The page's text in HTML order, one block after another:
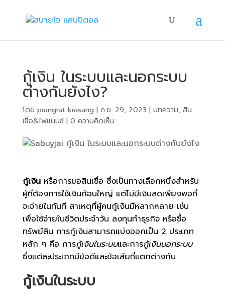
กู้เงิน ในระบบและนอกระบบ
ต่างกันยังไง?
โดย prangrat krasang | ก.ย. 29, 2023 | บทความ, สิน
เชื่อ&ไฟแนนซ์| 0 ความคิดเห็น
กู้เงินหรือการขอสินเชื่อ ซึ่งเป็นทางเลือกหนึ่งสำหรับ
ผู้ที่ต้องการใช้เงินก้อนใหญ่ แต่ไม่มีเงินสดเพียงพอที่
จะจ่ายในทันที สาเหตุที่ผู้คนกู้เงินมีหลากหลาย เช่น
เพื่อใช้จ่ายในชีวิตประจำวัน ลงทุนทำธุรกิจ หรือซื้อ
ทรัพย์สิน การกู้เงินสามารถแบ่งออกเป็น 2 ประเภท
หลัก ๆ คือ การกู้เงินในระบบและการกู้เงินนอกระบบ
ซึ่งแต่ละประเภทมีข้อดีและข้อเสียที่แตกต่างกัน
กู้เงินในระบบ